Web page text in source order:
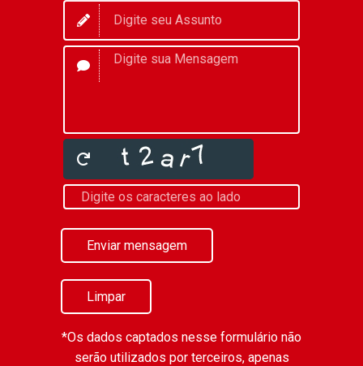
Enviar mensagem
Limpar
*Os dados captados nesse formulário não
serão utilizados por terceiros, apenas